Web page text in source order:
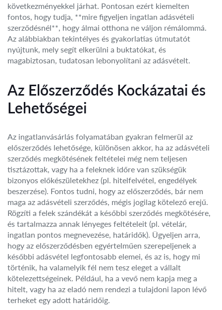
következményekkel járhat. Pontosan ezért kiemelten
fontos, hogy tudja, **mire figyeljen ingatlan adásvételi
szerződésnél**, hogy álmai otthona ne váljon rémálommá.
Az alábbiakban tekintélyes és gyakorlatias útmutatót
nyújtunk, mely segít elkerülni a buktatókat, és
magabiztosan, tudatosan lebonyolítani az adásvételt.
Az Előszerződés Kockázatai és
Lehetőségei
Az ingatlanvásárlás folyamatában gyakran felmerül az
előszerződés lehetősége, különösen akkor, ha az adásvételi
szerződés megkötésének feltételei még nem teljesen
tisztázottak, vagy ha a feleknek időre van szükségük
bizonyos előkészületekhez (pl. hitelfelvétel, engedélyek
beszerzése). Fontos tudni, hogy az előszerződés, bár nem
maga az adásvételi szerződés, mégis jogilag kötelező erejű.
Rögzíti a felek szándékát a későbbi szerződés megkötésére,
és tartalmazza annak lényeges feltételeit (pl. vételár,
ingatlan pontos megnevezése, határidők). Ügyeljen arra,
hogy az előszerződésben egyértelműen szerepeljenek a
későbbi adásvétel legfontosabb elemei, és az is, hogy mi
történik, ha valamelyik fél nem tesz eleget a vállalt
kötelezettségeinek. Például, ha a vevő nem kapja meg a
hitelt, vagy ha az eladó nem rendezi a tulajdoni lapon lévő
terheket egy adott határidőig.